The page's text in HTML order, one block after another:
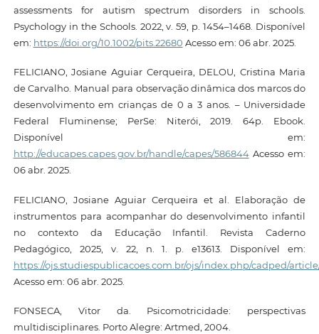
assessments for autism spectrum disorders in schools.
Psychology in the Schools. 2022, v. 59, p. 1454–1468. Disponível
em: https://doi.org/10.1002/pits.22680 Acesso em: 06 abr. 2025.
FELICIANO, Josiane Aguiar Cerqueira, DELOU, Cristina Maria
de Carvalho. Manual para observação dinâmica dos marcos do
desenvolvimento em crianças de 0 a 3 anos. – Universidade
Federal Fluminense; PerSe: Niterói, 2019. 64p. Ebook.
Disponível em:
http://educapes.capes.gov.br/handle/capes/586844Acesso em:
06 abr. 2025.
FELICIANO, Josiane Aguiar Cerqueira et al. Elaboração de
instrumentos para acompanhar do desenvolvimento infantil
no contexto da Educação Infantil. Revista Caderno
Pedagógico, 2025, v. 22, n. 1. p. e13613. Disponível em:
https://ojs.studiespublicacoes.com.br/ojs/index.php/cadped/article/
Acesso em: 06 abr. 2025.
FONSECA, Vitor da. Psicomotricidade: perspectivas
multidisciplinares. Porto Alegre: Artmed, 2004.